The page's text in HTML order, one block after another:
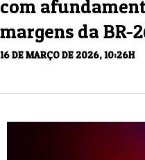
com
margens da BR-
16 DE MARÇO DE 2026, 10:26H